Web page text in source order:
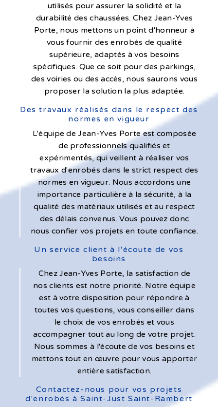
utilisés pour assurer la solidité et la
durabilité des chaussées. Chez Jean-Yves
Porte, nous mettons un point d'honneur à
vous fournir des enrobés de qualité
supérieure, adaptés à vos besoins
spécifiques. Que ce soit pour des parkings,
des voiries ou des accès, nous saurons vous
proposer la solution la plus adaptée.
Des travaux réalisés dans le respect des
normes en vigueur
L'équipe de Jean-Yves Porte est composée
de professionnels qualifiés et
expérimentés, qui veillent à réaliser vos
travaux d'enrobés dans le strict respect des
normes en vigueur. Nous accordons une
importance particulière à la sécurité, à la
qualité des matériaux utilisés et au respect
des délais convenus. Vous pouvez donc
nous confier vos projets en toute confiance.
Un service client à l'écoute de vos
besoins
Chez Jean-Yves Porte, la satisfaction de
nos clients est notre priorité. Notre équipe
est à votre disposition pour répondre à
toutes vos questions, vous conseiller dans
le choix de vos enrobés et vous
accompagner tout au long de votre projet.
Nous sommes à l'écoute de vos besoins et
mettons tout en œuvre pour vous apporter
entière satisfaction.
Contactez-nous pour vos projets
d'enrobés à Saint-Just Saint-Rambert